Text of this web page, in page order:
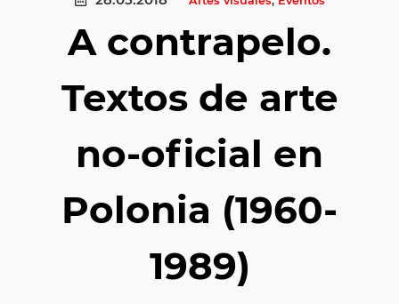
A contrapelo.
Textos de arte
no-oficial en
Polonia (1960-
1989)